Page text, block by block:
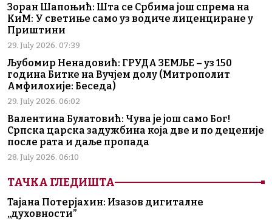
Зоран Шапоњић: Шта се Србима још спрема на
КиМ: У светиње само уз водиче лиценциране у
Приштини
29. July 2026. 07:39
Љубомир Ненадовић: ГРУДА ЗЕМЉЕ – уз 150
година Битке на Вучјем долу (Митрополит
Амфилохије: Беседа)
29. July 2026. 06:02
Валентина Булатовић: Чува је још само Бог!
Српска царска задужбина која две и по деценије
после рата и даље пропада
28. July 2026. 06:10
ТАЧКА ГЛЕДИШТА
Тајана Потерјахин: Изазов дигиталне
„духовности”